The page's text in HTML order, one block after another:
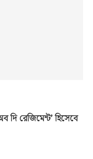
দি রেজিমেন্ট’ হিসেবে